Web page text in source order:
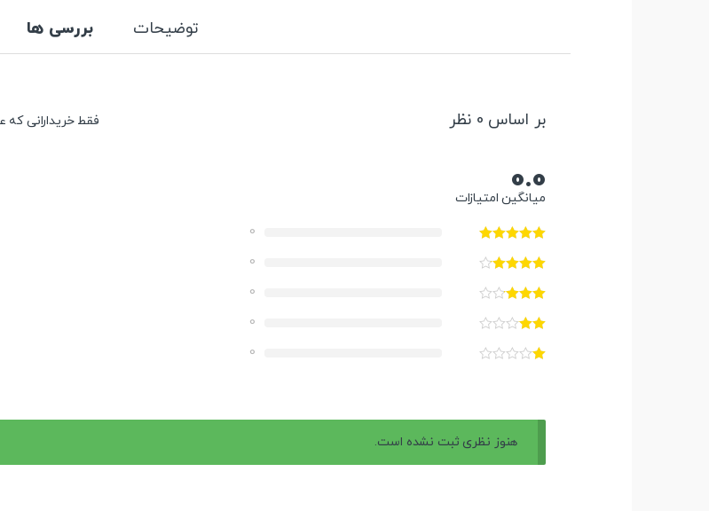
توضیحات بررسی ها
بر اساس 0 نظر
0.0
میانگین امتیازات
0
0
0
0
0
فقط خریدارانی که
هنوز نظری ثبت نشده است.